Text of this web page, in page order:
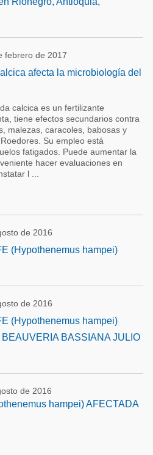
febrero de 2017
afecta la microbiología del
calcica es un fertilizante
tiene efectos secundarios contra
malezas, caracoles, babosas y
Su empleo está
fatigados. Puede aumentar la
hacer evaluaciones en
l ...
de 2016
(Hypothenemus hampei)
de 2016
(Hypothenemus hampei)
BASSIANA JULIO
de 2016
hampei) AFECTADA